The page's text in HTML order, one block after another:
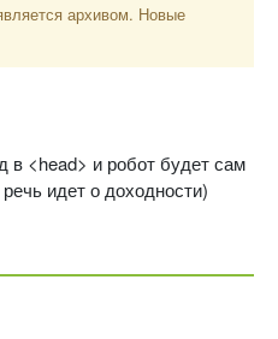
архивом. Новые
в <head> и робот будет сам
идет о доходности)